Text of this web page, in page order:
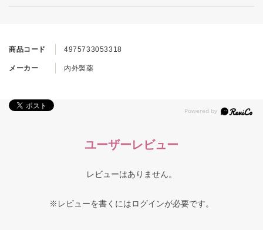
商品コード 4975733053318
メーカー 内外製薬
ユーザーレビュー
レビューはありません。
※レビューを書くにはログインが必要です。